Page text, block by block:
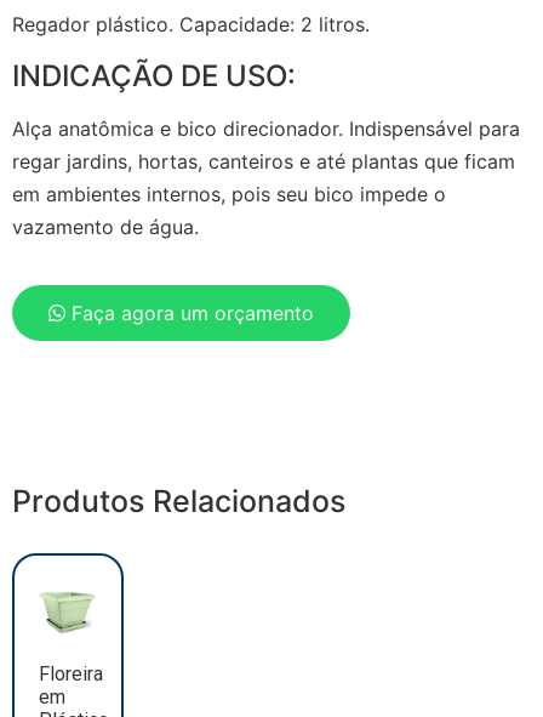
Regador plástico. Capacidade: 2 litros.
INDICAÇÃO DE USO:
Alça anatômica e bico direcionador. Indispensável para
regar jardins, hortas, canteiros e até plantas que ficam
em ambientes internos, pois seu bico impede o
vazamento de água.
Faça agora um orçamento
Produtos Relacionados
Floreira
em